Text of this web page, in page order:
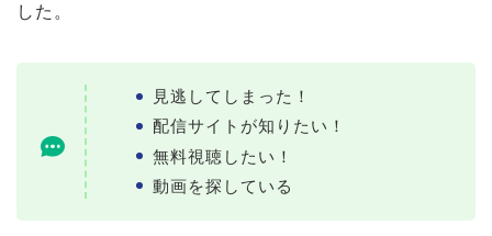
した。
見逃してしまった！
配信サイトが知りたい！
無料視聴したい！
動画を探している